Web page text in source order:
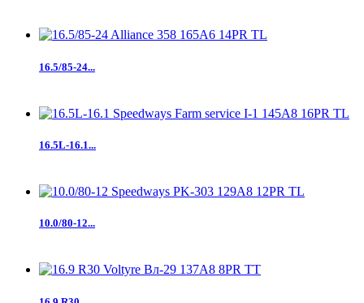
16.5/85-24...
16.5L-16.1...
10.0/80-12...